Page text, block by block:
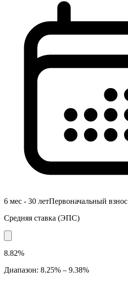
6 мес - 30 летПервоначальный взнос
Средняя ставка (ЭПС)
8.82%
Диапазон: 8.25% – 9.38%